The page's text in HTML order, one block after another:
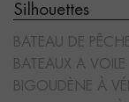
Silhouettes
BATEAU DE
BATEAUX A VOILE
BIGOUDÈNE À